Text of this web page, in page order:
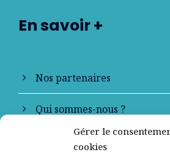
Gérer le
cookies
En savoir +
Nos partenaires
Qui sommes-nous ?
Contactez-nous